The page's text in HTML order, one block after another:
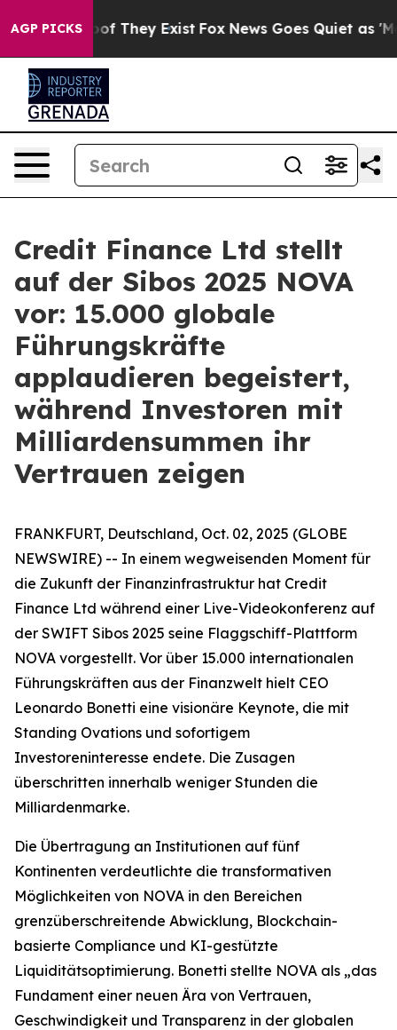
AGP PICKS
no Proof They Exist Fox News Goes Quiet as
Credit Finance Ltd stellt
auf der Sibos 2025 NOVA
vor: 15.000 globale
Führungskräfte
applaudieren begeistert,
während Investoren mit
Milliardensummen ihr
Vertrauen zeigen
FRANKFURT, Deutschland, Oct. 02, 2025 (GLOBE
NEWSWIRE) -- In einem wegweisenden Moment für
die Zukunft der Finanzinfrastruktur hat Credit
Finance Ltd während einer Live-Videokonferenz auf
der SWIFT Sibos 2025 seine Flaggschiff-Plattform
NOVA vorgestellt. Vor über 15.000 internationalen
Führungskräften aus der Finanzwelt hielt CEO
Leonardo Bonetti eine visionäre Keynote, die mit
Standing Ovations und sofortigem
Investoreninteresse endete. Die Zusagen
überschritten innerhalb weniger Stunden die
Milliardenmarke.
Die Übertragung an Institutionen auf fünf
Kontinenten verdeutlichte die transformativen
Möglichkeiten von NOVA in den Bereichen
grenzüberschreitende Abwicklung, Blockchain-
basierte Compliance und KI-gestützte
Liquiditätsoptimierung. Bonetti stellte NOVA als „das
Fundament einer neuen Ära von Vertrauen,
Geschwindigkeit und Transparenz in der globalen